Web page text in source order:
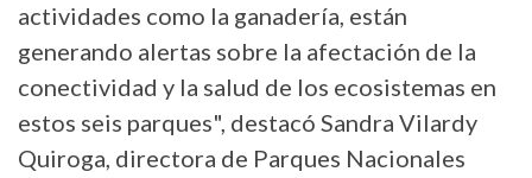
actividades como la ganadería, están
generando alertas sobre la afectación de la
conectividad y la salud de los ecosistemas en
estos seis parques", destacó Sandra Vilardy
Quiroga, directora de Parques Nacionales